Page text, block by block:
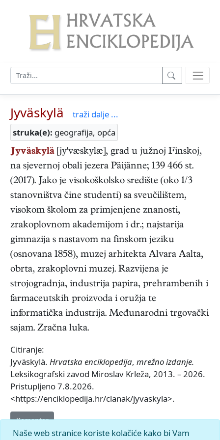
Jyväskylä
traži dalje ...
struka(e): geografija, opća
Jyväskylä [jy'væskylæ], grad u južnoj Finskoj,
na sjevernoj obali jezera Päijänne; 139 466 st.
(2017). Jako je visokoškolsko središte (oko 1/3
stanovništva čine studenti) sa sveučilištem,
visokom školom za primjenjene znanosti,
zrakoplovnom akademijom i dr.; najstarija
gimnazija s nastavom na finskom jeziku
(osnovana 1858), muzej arhitekta Alvara Aalta,
obrta, zrakoplovni muzej. Razvijena je
strojogradnja, industrija papira, prehrambenih i
farmaceutskih proizvoda i oružja te
informatička industrija. Međunarodni trgovački
sajam. Zračna luka.
Citiranje:
Jyväskylä. Hrvatska enciklopedija, mrežno izdanje.
Leksikografski zavod Miroslav Krleža, 2013. – 2026.
Pristupljeno 7.8.2026.
<https://enciklopedija.hr/clanak/jyvaskyla>.
Komentar
Naše web stranice koriste kolačiće kako bi Vam